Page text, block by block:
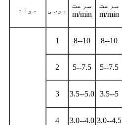
مواد موټی
سرعت
m/min
سرعت
m/min
1 8--10 8--10
2 5--7.5 5--7.5
3 3.5--5.0 3.5--5
4 3.0--4.0 3.0--4.5